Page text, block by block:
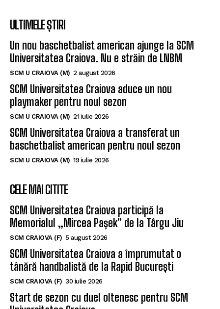
ULTIMELE ȘTIRI
Un nou baschetbalist american ajunge la SCM
Universitatea Craiova. Nu e străin de LNBM
SCM U CRAIOVA (M) 2 august 2026
SCM Universitatea Craiova aduce un nou
playmaker pentru noul sezon
SCM U CRAIOVA (M) 21 iulie 2026
SCM Universitatea Craiova a transferat un
baschetbalist american pentru noul sezon
SCM U CRAIOVA (M) 19 iulie 2026
CELE MAI CITITE
SCM Universitatea Craiova participă la
Memorialul „Mircea Pașek” de la Târgu Jiu
SCM CRAIOVA (F) 5 august 2026
SCM Universitatea Craiova a împrumutat o
tânără handbalistă de la Rapid București
SCM CRAIOVA (F) 30 iulie 2026
Start de sezon cu duel oltenesc pentru SCM